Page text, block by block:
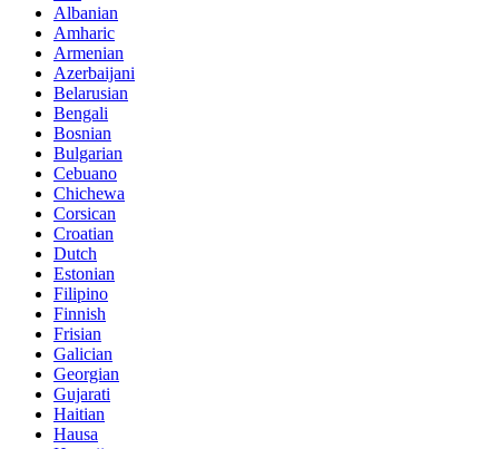
Albanian
Amharic
Armenian
Azerbaijani
Belarusian
Bengali
Bosnian
Bulgarian
Cebuano
Chichewa
Corsican
Croatian
Dutch
Estonian
Filipino
Finnish
Frisian
Galician
Georgian
Gujarati
Haitian
Hausa